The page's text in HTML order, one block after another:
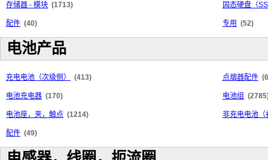
存储器 - 模块 (1713) 固态硬盘（
配件 (40) 专用 (52)
电池产品
充电电池（次级侧） (413) 点烟器配件
电池充电器 (170) 电池组
电池座，夹，触点 (1214) 非充电电池（
配件 (49)